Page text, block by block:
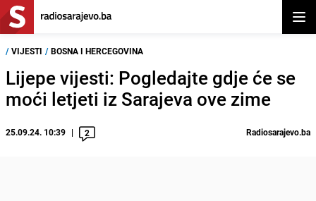
/ VIJESTI / BOSNA I HERCEGOVINA
Lijepe vijesti: Pogledajte gdje će se
moći letjeti iz Sarajeva ove zime
25.09.24. 10:39 2 Radiosarajevo.ba